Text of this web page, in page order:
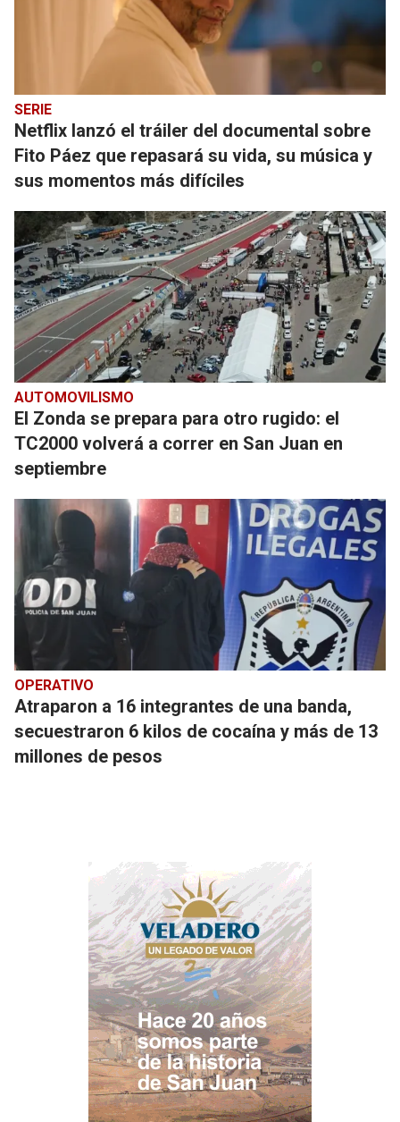
SERIE
Netflix lanzó el tráiler del documental sobre
Fito Páez que repasará su vida, su música y
sus momentos más difíciles
AUTOMOVILISMO
El Zonda se prepara para otro rugido: el
TC2000 volverá a correr en San Juan en
septiembre
OPERATIVO
Atraparon a 16 integrantes de una banda,
secuestraron 6 kilos de cocaína y más de 13
millones de pesos